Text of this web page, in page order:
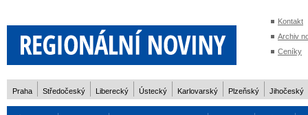
Kontakt
Archiv
Ceníky
Praha Středočeský Liberecký Ústecký Karlovarský Plzeňský Jihočeský